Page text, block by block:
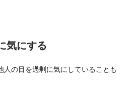
気にする
人の目を過剰に気にしていることも